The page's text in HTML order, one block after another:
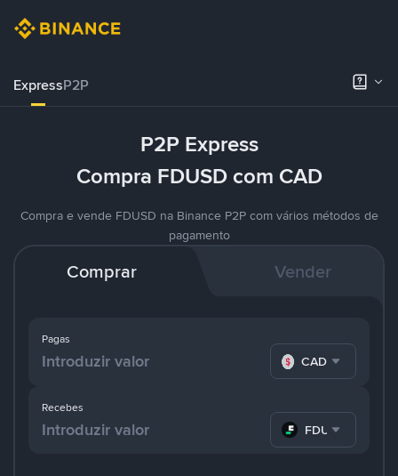
ExpressP2P
P2P Express
Compra FDUSD com CAD
Compra e vende FDUSD na Binance P2P com vários métodos de
pagamento
Comprar Vender
Pagas
CAD
Recebes
FDUSD